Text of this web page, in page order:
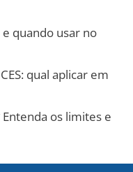
quando usar no
qual aplicar em
os limites e